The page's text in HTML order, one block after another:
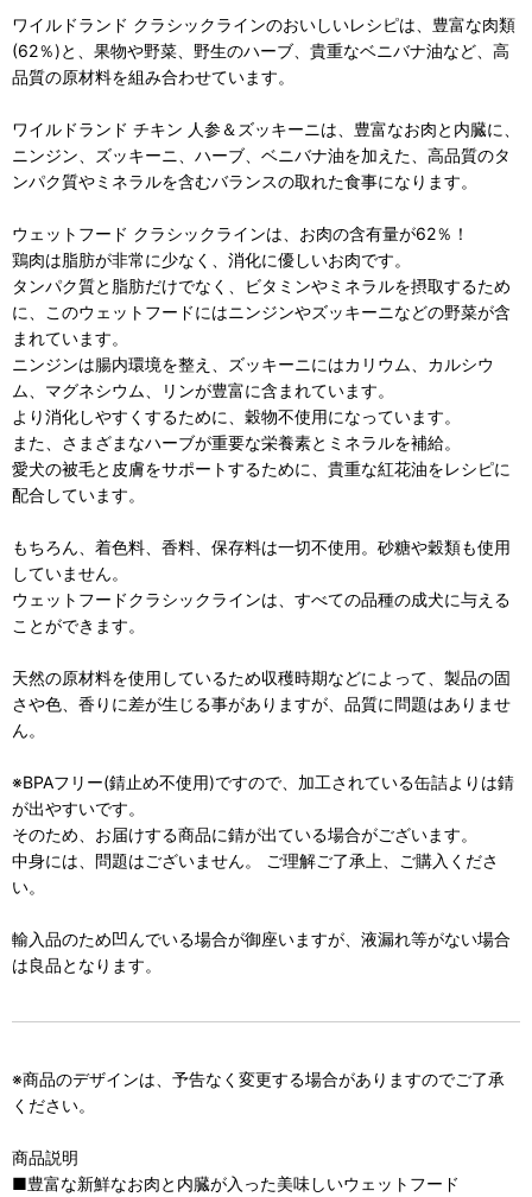
ワイルドランド クラシックラインのおいしいレシピは、豊富な肉類
(62％)と、果物や野菜、野生のハーブ、貴重なベニバナ油など、高
品質の原材料を組み合わせています。
ワイルドランド チキン 人参＆ズッキーニは、豊富なお肉と内臓に、
ニンジン、ズッキーニ、ハーブ、ベニバナ油を加えた、高品質のタ
ンパク質やミネラルを含むバランスの取れた食事になります。
ウェットフード クラシックラインは、お肉の含有量が62％！
鶏肉は脂肪が非常に少なく、消化に優しいお肉です。
タンパク質と脂肪だけでなく、ビタミンやミネラルを摂取するため
に、このウェットフードにはニンジンやズッキーニなどの野菜が含
まれています。
ニンジンは腸内環境を整え、ズッキーニにはカリウム、カルシウ
ム、マグネシウム、リンが豊富に含まれています。
より消化しやすくするために、穀物不使用になっています。
また、さまざまなハーブが重要な栄養素とミネラルを補給。
愛犬の被毛と皮膚をサポートするために、貴重な紅花油をレシピに
配合しています。
もちろん、着色料、香料、保存料は一切不使用。砂糖や穀類も使用
していません。
ウェットフードクラシックラインは、すべての品種の成犬に与える
ことができます。
天然の原材料を使用しているため収穫時期などによって、製品の固
さや色、香りに差が生じる事がありますが、品質に問題はありませ
ん。
※BPAフリー(錆止め不使用)ですので、加工されている缶詰よりは錆
が出やすいです。
そのため、お届けする商品に錆が出ている場合がございます。
中身には、問題はございません。 ご理解ご了承上、ご購入くださ
い。
輸入品のため凹んでいる場合が御座いますが、液漏れ等がない場合
は良品となります。
※商品のデザインは、予告なく変更する場合がありますのでご了承
ください。
商品説明
■豊富な新鮮なお肉と内臓が入った美味しいウェットフード